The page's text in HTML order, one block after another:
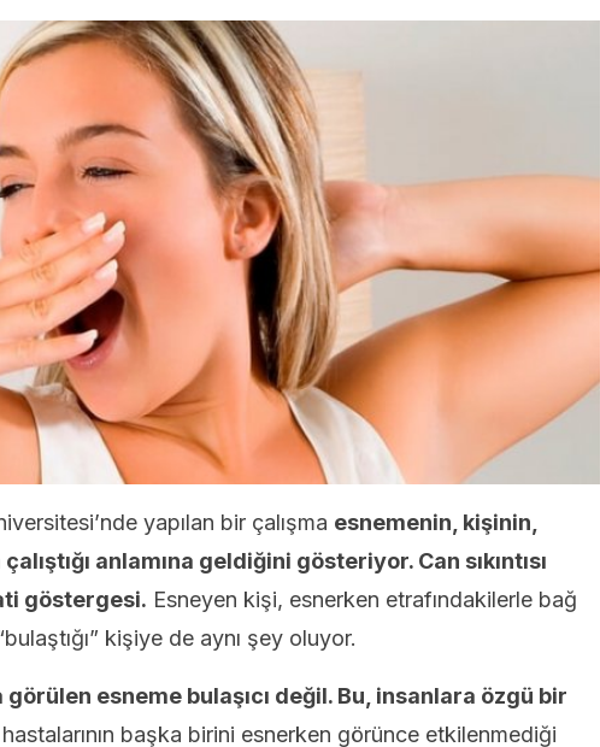
yapılan bir çalışma esnemenin, kişinin,
anlamına geldiğini gösteriyor. Can sıkıntısı
göstergesi. Esneyen kişi, esnerken etrafındakilerle bağ
kişiye de aynı şey oluyor.
esneme bulaşıcı değil. Bu, insanlara özgü bir
başka birini esnerken görünce etkilenmediği